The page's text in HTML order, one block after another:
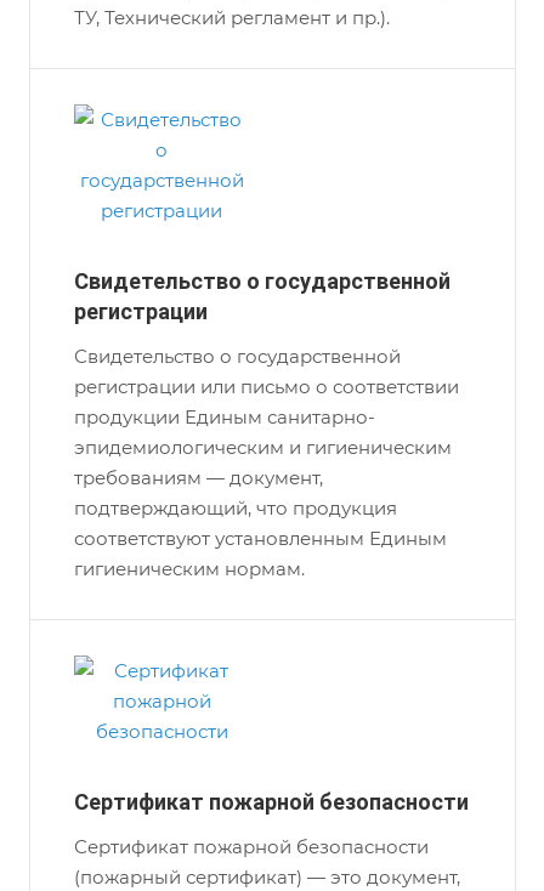
ТУ, Технический регламент и пр.).
Свидетельство о государственной
регистрации
Свидетельство о государственной
регистрации или письмо о соответствии
продукции Единым санитарно-
эпидемиологическим и гигиеническим
требованиям — документ,
подтверждающий, что продукция
соответствуют установленным Единым
гигиеническим нормам.
Сертификат пожарной безопасности
Сертификат пожарной безопасности
(пожарный сертификат) — это документ,